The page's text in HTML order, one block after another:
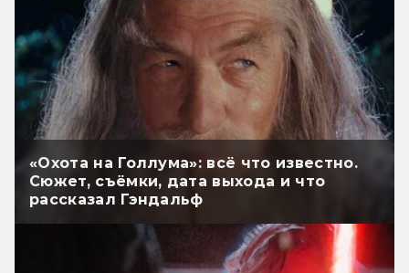
«Охота на Голлума»: всё что известно.
Сюжет, съёмки, дата выхода и что
рассказал Гэндальф